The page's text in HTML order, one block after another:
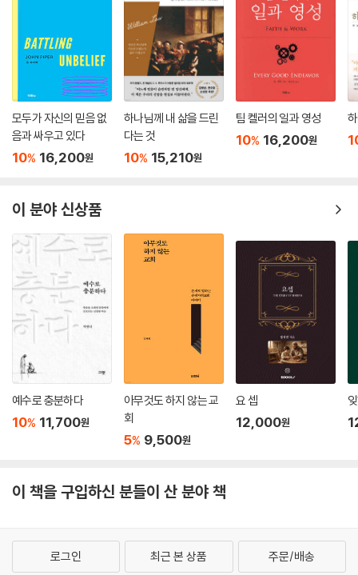
모두가 자신의 믿음 없
음과 싸우고 있다
10% 16,200원
하나님께 내 삶을 드린
다는 것
10% 15,210원
팀 켈러의 일과 영성
10% 16,200원
이 분야 신상품
예수로 충분하다
10% 11,700원
아무것도 하지 않는 교
회
5% 9,500원
요 셉
12,000원
이 책을 구입하신 분들이 산 분야 책
로그인 최근 본 상품 주문/배송